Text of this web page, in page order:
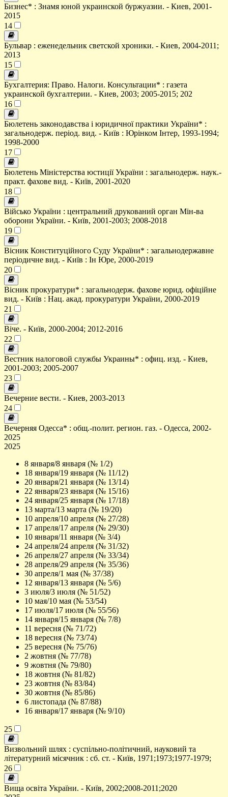
Бизнес* : Знамя юной украинской буржуазии. - Киев, 2001-
2015
14
Бульвар : еженедельник светской хроники. - Киев, 2004-2011;
2013
15
Бухгалтерия: Право. Налоги. Консультации* : газета
украинской бухгалтерии. - Киев, 2003; 2005-2015; 202
16
Бюлетень законодавства і юридичної практики України* :
загальнодерж. період. вид. - Київ : Юрінком Інтер, 1993-1994;
1998-2000
17
Бюлетень Міністерства юстиції України : загальнодерж. наук.-
практ. фахове вид. - Київ, 2001-2020
18
Військо України : центральний друкований орган Мін-ва
оборони України. - Київ, 2001-2003; 2008-2018
19
Вісник Конституційного Суду України* : загальнодержавне
періодичне вид. - Київ : Ін Юре, 2000-2019
20
Вісник прокуратури* : загальнодерж. фахове юрид. офіційне
вид. - Київ : Нац. акад. прокуратури України, 2000-2019
21
Віче. - Київ, 2000-2004; 2012-2016
22
Вестник налоговой службы Украины* : офиц. изд. - Киев,
2001-2003; 2005-2007
23
Вечерние вести. - Киев, 2003-2013
24
Вечерняя Одесса* : общ.-полит. регион. газ. - Одесса, 2002-
2025
2025
8 января/8 января (№ 1/2)
18 января/19 января (№ 11/12)
20 января/21 января (№ 13/14)
22 января/23 января (№ 15/16)
24 января/25 января (№ 17/18)
13 марта/13 марта (№ 19/20)
10 апреля/10 апреля (№ 27/28)
17 апреля/17 апреля (№ 29/30)
10 января/11 января (№ 3/4)
24 апреля/24 апреля (№ 31/32)
26 апреля/27 апреля (№ 33/34)
28 апреля/29 апреля (№ 35/36)
30 апреля/1 мая (№ 37/38)
12 января/13 января (№ 5/6)
3 июля/3 июля (№ 51/52)
10 мая/10 мая (№ 53/54)
17 июля/17 июля (№ 55/56)
14 января/15 января (№ 7/8)
11 вересня (№ 71/72)
18 вересня (№ 73/74)
25 вересня (№ 75/76)
2 жовтня (№ 77/78)
9 жовтня (№ 79/80)
18 жовтня (№ 81/82)
23 жовтня (№ 83/84)
30 жовтня (№ 85/86)
6 листопада (№ 87/88)
16 января/17 января (№ 9/10)
25
Визвольний шлях : суспільно-політичний, науковий та
літературний місячник : сб. ст. - Київ, 1971;1973;1977-1979;
26
Вища освіта України. - Київ, 2002;2008-2011;2020